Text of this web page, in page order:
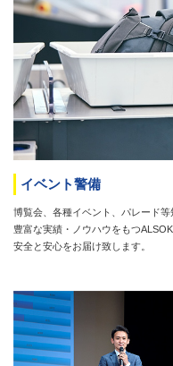
イベント警備
博覧会、各種イベント、パレード等
豊富な実績・ノウハウをもつ
安全と安心をお届け致します。